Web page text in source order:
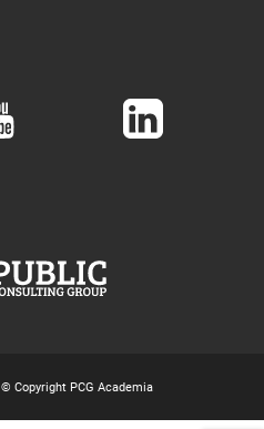
© Copyright PCG Academia